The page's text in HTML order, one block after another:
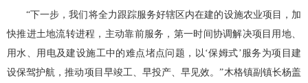
“下一步，我们将全力跟踪服务好辖区内在建的设施农业项目，加
快推进土地流转进程，主动靠前服务，第一时间协调解决项目用地、
用水、用电及建设施工中的难点堵点问题，以‘保姆式’服务为项目建
设保驾护航，推动项目早竣工、早投产、早见效。”木格镇副镇长杨盖